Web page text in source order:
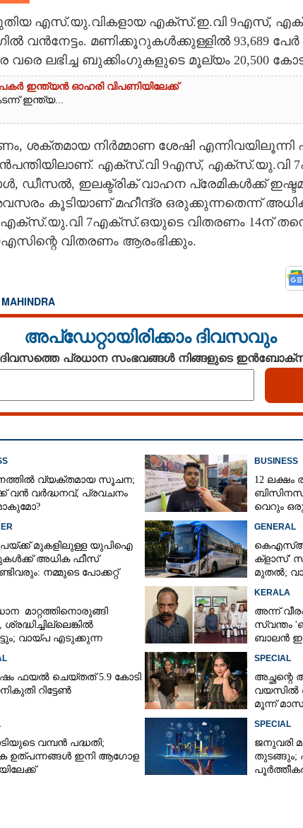
പുതിയ എസ്‌.യു.വികളായ എക്‌സ്.ഇ.വി 9എസ്,
വൻനേട്ടം. മണിക്കൂറുകൾക്കുള്ളിൽ 93,689
ലഭിച്ച ബുക്കിംഗുകളുടെ മൂല്യം 20,500
ഇന്ത്യൻ ഓഹരി വിപണിയിലേക്ക്
ഇന്ത്യ...
ശക്തമായ നിർമ്മാണ ശേഷി
മുൻപന്തിയിലാണ്. എക്‌സ്.വി 9എസ്, എക്‌സ്‌.യു.വി
ഡീസൽ, ഇലക്ട്രിക് വാഹന പ്രേമികൾക്ക്
കൂടിയാണ് മഹീന്ദ്ര ഒരുക്കുന്നതെന്ന്
7എക്‌സ്.ഒയുടെ വിതരണം 14ന്
വിതരണം ആരംഭിക്കും.
MAHINDRA
അപ്ഡേറ്റായിരിക്കാം ദിവസവും
പ്രധാന സംഭവങ്ങൾ നിങ്ങളുടെ
വ്യക്തമായ സൂചന;
വന്‍ വര്‍ദ്ധനവ്, പ്രവചനം
BUSINESS
12
വെറും
മുകളിലുള്ള യുപിഐ
അധിക ഫീസ്
നമ്മുടെ പോക്കറ്റ്
GENERAL
ക്ളാസ്'
മുതൽ;
മാറ്റത്തിനൊരുങ്ങി
വായ്പ എടുക്കുന്ന
KERALA
അന്ന്
സ്വന്തം
ബാലൻ
ഫയൽ ചെയ്തത് 5.9 കോടി
റിട്ടേൺ
SPECIAL
അച്ഛന്റെ
വയസിൽ
മൂന്ന്
വമ്പന്‍ പദ്ധതി;
ഉത്പന്നങ്ങള്‍ ഇനി ആഗോള
SPECIAL
ജനുവരി
തുടങ്ങും;
മഹീന്ദ്ര പുതു മോഡലുകളിൽ ആദ്യ
ദിനം 93,689 ബുക്കിംഗുകൾ